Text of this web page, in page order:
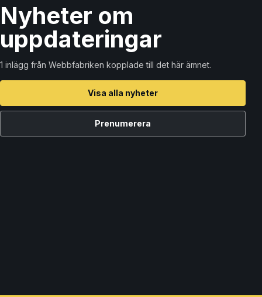
Nyheter om
uppdateringar
1 inlägg från Webbfabriken kopplade till det här ämnet.
Visa alla nyheter
Prenumerera